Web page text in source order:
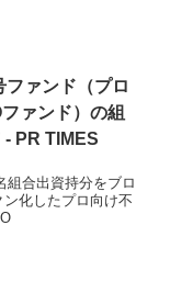
ァンド（プロ
ファンド）の組
- PR TIMES
組合出資持分をブロ
化したプロ向け不